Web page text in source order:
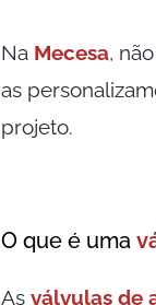
Na Mecesa,
as
projeto.
O que é uma
As válvulas de